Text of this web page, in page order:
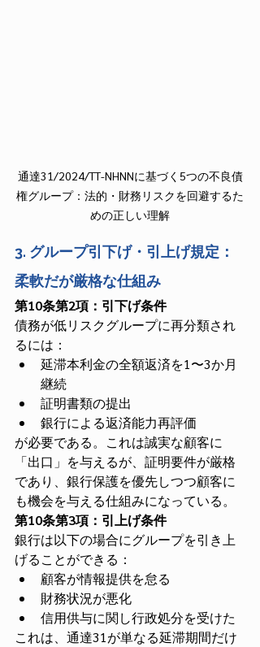
通達31/2024/TT-NHNNに基づく5つの不良債
権グループ：法的・財務リスクを回避するた
めの正しい理解
3. グループ引下げ・引上げ規定：
柔軟だが厳格な仕組み
第10条第2項：引下げ条件
債務が低リスクグループに再分類され
るには：
延滞本利金の全額返済を1〜3か月
継続
証明書類の提出
銀行による返済能力再評価
が必要である。これは誠実な顧客に
「出口」を与えるが、証明要件が厳格
であり、銀行保護を優先しつつ顧客に
も機会を与える仕組みになっている。
第10条第3項：引上げ条件
銀行は以下の場合にグループを引き上
げることができる：
顧客が情報提供を怠る
財務状況が悪化
信用供与に関し行政処分を受けた
これは、通達31が単なる延滞期間だけ